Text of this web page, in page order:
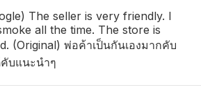
The seller is very friendly. I
all the time. The store is
(Original) พ่อค้าเป็นกันเองมากคับ
บแนะนำๆ